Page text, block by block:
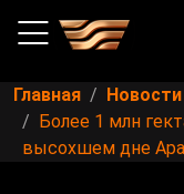
Главная Новости
Более 1 млн
высохшем дне